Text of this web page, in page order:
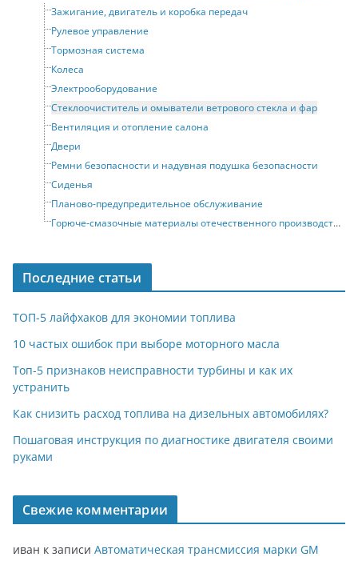
Зажигание, двигатель и коробка передач
Рулевое управление
Тормозная система
Колеса
Электрооборудование
Стеклоочиститель и омыватели ветрового стекла и фар
Вентиляция и отопление салона
Двери
Ремни безопасности и надувная подушка безопасности
Сиденья
Планово-предупредительное обслуживание
Горюче-смазочные материалы отечественного производства и их зарубежные аналоги
Последние статьи
ТОП-5 лайфхаков для экономии топлива
10 частых ошибок при выборе моторного масла
Топ-5 признаков неисправности турбины и как их
устранить
Как снизить расход топлива на дизельных автомобилях?
Пошаговая инструкция по диагностике двигателя своими
руками
Свежие комментарии
иван к записи Автоматическая трансмиссия марки GM